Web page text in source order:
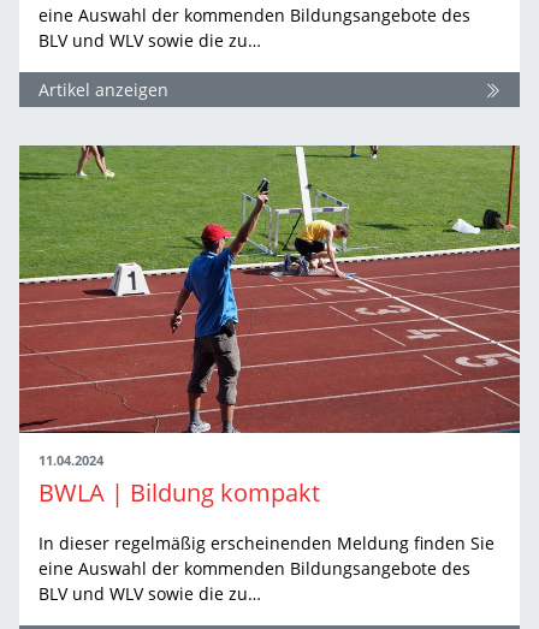
eine Auswahl der kommenden Bildungsangebote des
BLV und WLV sowie die zu…
Artikel anzeigen
11.04.2024
BWLA | Bildung kompakt
In dieser regelmäßig erscheinenden Meldung finden Sie
eine Auswahl der kommenden Bildungsangebote des
BLV und WLV sowie die zu…